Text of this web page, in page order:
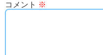
コメント ※